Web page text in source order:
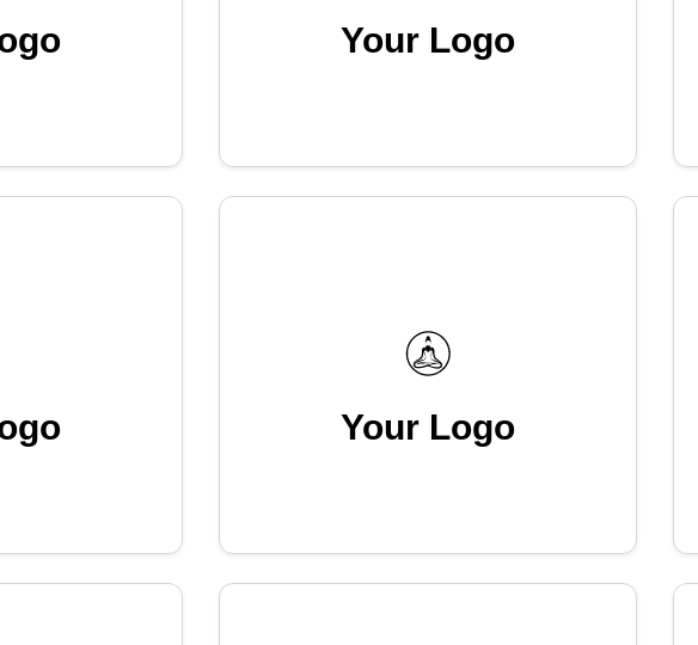
Your Logo
Your Logo